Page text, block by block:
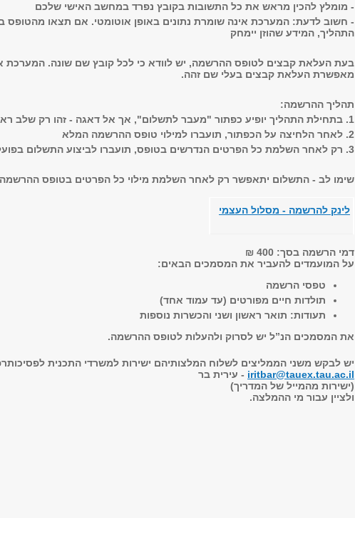
- מומלץ להכין מראש את כל התשובות בקובץ נפרד במחשב האישי שלכם
- חשוב לדעת: המערכת אינה שומרת נתונים באופן אוטומטי. אם תצאו מהטופס
התהליך, המידע שהוזן יימחק
בעת העלאת קבצים לטופס ההרשמה, יש לוודא כי לכל קובץ שם שונה. המערכת
מאפשרת העלאת קבצים בעלי שם זהה.
תהליך ההרשמה:
1. בתחילת התהליך יופיע כפתור "מעבר לתשלום", אך אל דאגה - זהו רק שלב ראשון
2. לאחר הלחיצה על הכפתור, תועברו למילוי טופס ההרשמה המלא
3. רק לאחר השלמת כל הפרטים הנדרשים בטופס, תועברו לביצוע התשלום בפועל
שימו לב - התשלום יתאפשר רק לאחר השלמת מילוי כל הפרטים בטופס
לינק להרשמה - מסלול העצמי
דמי הרשמה בסך: 400 ₪
על המועמדים להעביר את המסמכים הבאים:
טפסי הרשמה
תולדות חיים מפורטים (עד עמוד אחד)
תעודות: תואר ראשון ושני והכשרות נוספות
את המסמכים הנ”ל יש לסרוק ולהעלות לטופס ההרשמה.
יש לבקש משני הממליצים לשלוח המלצותיהם ישירות למשרדי התכנית
iritbar@tauex.tau.ac.il - עירית בר
(ישירות מהמייל של המדריך)
ולציין עבור מי ההמלצה.